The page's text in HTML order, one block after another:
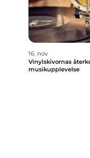
16. nov
Vinylskivornas
musikupplevelse